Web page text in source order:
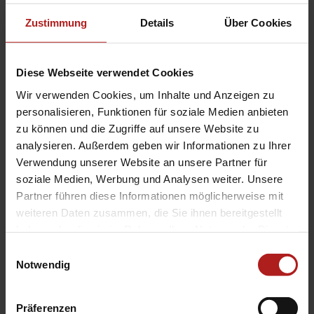
Zustimmung Details Über Cookies
Diese Webseite verwendet Cookies
Wir verwenden Cookies, um Inhalte und Anzeigen zu
personalisieren, Funktionen für soziale Medien anbieten
zu können und die Zugriffe auf unsere Website zu
analysieren. Außerdem geben wir Informationen zu Ihrer
Verwendung unserer Website an unsere Partner für
soziale Medien, Werbung und Analysen weiter. Unsere
Partner führen diese Informationen möglicherweise mit
weiteren Daten zusammen, die Sie ihnen bereitgestellt
Notwendig
Präferenzen
10 Jahren altsein.
verteiltvon den zu zahlenden Steuern abgezogen werden. In den
ersten beiden Jahren werden 7%, im dritten Jahr 6% angerechnet.
Das maximale Investitionsvolumenbeläuft sie in 10 Jahren auf
200.000€. Hieraus leitet sich bei 20% Förderung auch dermaximale
Förderbetragvon40.000€ab.
Beispiel:
Ihr Investitionsvolumen beträgt 120.000€. Dadurch zahlen Sie in
über alle 3 Jahre hinweg 24.000€ beträgt.